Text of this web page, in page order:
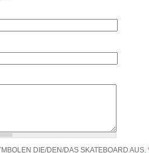
DIE/DEN/DAS SKATEBOARD AUS.